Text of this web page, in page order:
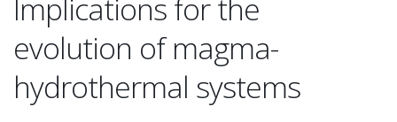
Implications for the
evolution of magma-
hydrothermal systems